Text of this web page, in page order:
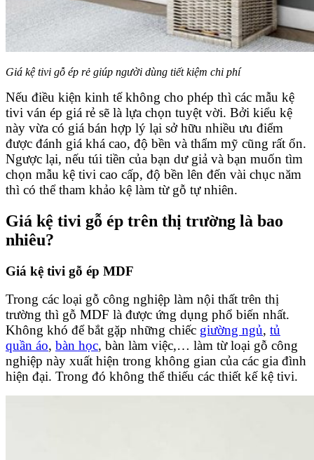
Giá kệ tivi gỗ ép rẻ giúp người dùng tiết kiệm chi phí
Nếu điều kiện kinh tế không cho phép thì các mẫu kệ
tivi ván ép giá rẻ sẽ là lựa chọn tuyệt vời. Bởi kiểu kệ
này vừa có giá bán hợp lý lại sở hữu nhiều ưu điểm
được đánh giá khá cao, độ bền và thẩm mỹ cũng rất ổn.
Ngược lại, nếu túi tiền của bạn dư giả và bạn muốn tìm
chọn mẫu kệ tivi cao cấp, độ bền lên đến vài chục năm
thì có thể tham khảo kệ làm từ gỗ tự nhiên.
Giá kệ tivi gỗ ép trên thị trường là bao
nhiêu?
Giá kệ tivi gỗ ép MDF
Trong các loại gỗ công nghiệp làm nội thất trên thị
trường thì gỗ MDF là được ứng dụng phổ biến nhất.
Không khó để bắt gặp những chiếc giường ngủ, tủ
quần áo, bàn học, bàn làm việc,… làm từ loại gỗ công
nghiệp này xuất hiện trong không gian của các gia đình
hiện đại. Trong đó không thể thiếu các thiết kế kệ tivi.